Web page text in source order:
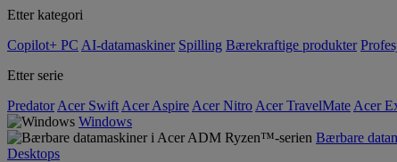
Etter kategori
Copilot+ PC AI-datamaskiner Spilling Bærekraftige produkter
Etter serie
Predator Acer Swift Acer Aspire Acer Nitro Acer TravelMate Acer
Windows
Bærbare
Desktops